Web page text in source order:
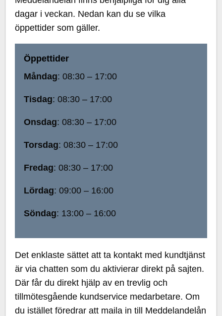
dagar i veckan. Nedan kan du se vilka
öppettider som gäller.
Öppettider
Måndag: 08:30 – 17:00
Tisdag: 08:30 – 17:00
Onsdag: 08:30 – 17:00
Torsdag: 08:30 – 17:00
Fredag: 08:30 – 17:00
Lördag: 09:00 – 16:00
Söndag: 13:00 – 16:00
Det enklaste sättet att ta kontakt med kundtjänst
är via chatten som du aktivierar direkt på sajten.
Där får du direkt hjälp av en trevlig och
tillmötesgående kundservice medarbetare. Om
du istället föredrar att maila in till Meddelandelån